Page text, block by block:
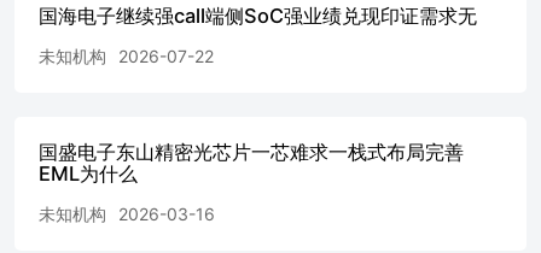
国海电子继续强call端侧SoC强业绩兑现印证需求无
未知机构 2026-07-22
国盛电子东山精密光芯片一芯难求一栈式布局完善
EML为什么
未知机构 2026-03-16